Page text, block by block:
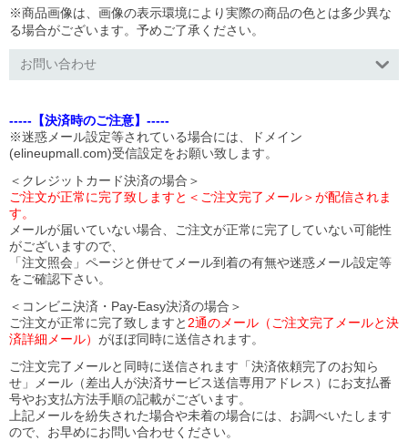
※商品画像は、画像の表示環境により実際の商品の色とは多少異な
る場合がございます。予めご了承ください。
お問い合わせ
-----【決済時のご注意】-----
※迷惑メール設定等されている場合には、ドメイン
(elineupmall.com)受信設定をお願い致します。
＜クレジットカード決済の場合＞
ご注文が正常に完了致しますと＜ご注文完了メール＞が配信されま
す。
メールが届いていない場合、ご注文が正常に完了していない可能性
がございますので、
「注文照会」ページと併せてメール到着の有無や迷惑メール設定等
をご確認下さい。
＜コンビニ決済・Pay-Easy決済の場合＞
ご注文が正常に完了致しますと 2通のメール（ご注文完了メールと決
済詳細メール） がほぼ同時に送信されます。
ご注文完了メールと同時に送信されます「決済依頼完了のお知ら
せ」メール（差出人が決済サービス送信専用アドレス）にお支払番
号やお支払方法手順の記載がございます。
上記メールを紛失された場合や未着の場合には、お調べいたします
ので、お早めにお問い合わせください。